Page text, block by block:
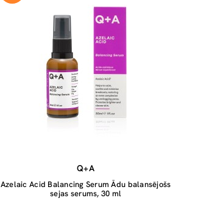
Q+A
Azelaic Acid Balancing Serum Ādu balansējošs
sejas serums, 30 ml